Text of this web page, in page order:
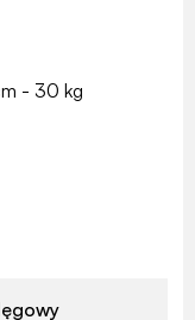
- 30 kg